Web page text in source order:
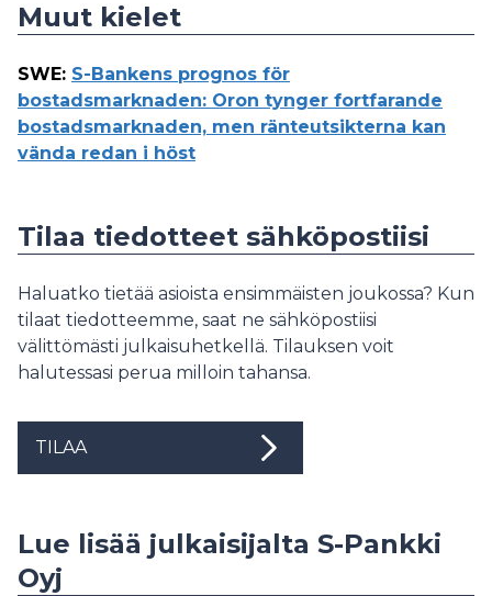
Muut kielet
SWE: S-Bankens prognos för
bostadsmarknaden: Oron tynger fortfarande
bostadsmarknaden, men ränteutsikterna kan
vända redan i höst
Tilaa tiedotteet sähköpostiisi
Haluatko tietää asioista ensimmäisten joukossa? Kun
tilaat tiedotteemme, saat ne sähköpostiisi
välittömästi julkaisuhetkellä. Tilauksen voit
halutessasi perua milloin tahansa.
TILAA
Lue lisää julkaisijalta S-Pankki
Oyj